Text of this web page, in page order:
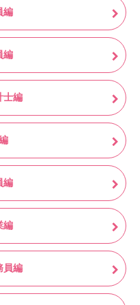
編
編
士編
編
編
員編